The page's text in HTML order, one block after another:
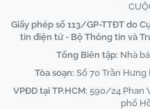
Giấy phép số 113/GP-TTĐT do
tin điện tử - Bộ Thông tin và
Tổng Biên tập: Nhà
Tòa soạn: Số 70 Trần Hưng
VPĐD tại TP.HCM: 590/24 Phan
phố